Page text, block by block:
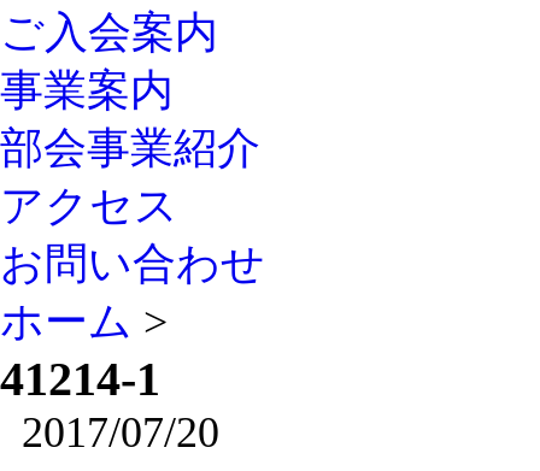
ご入会案内
事業案内
部会事業紹介
アクセス
お問い合わせ
ホーム >
41214-1
2017/07/20